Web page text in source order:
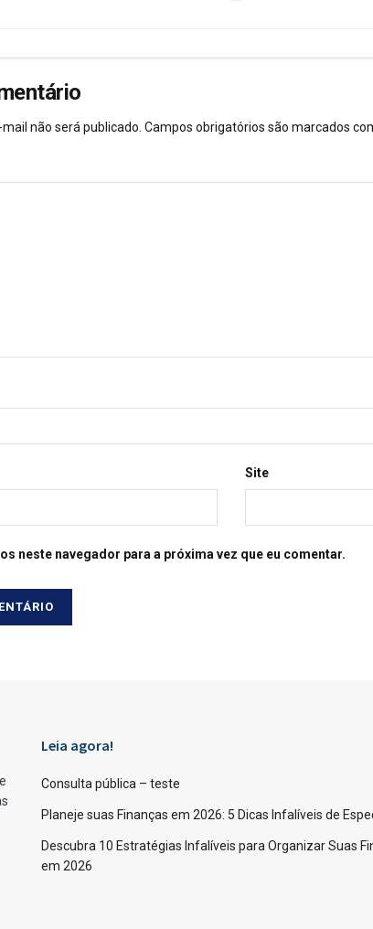
não será publicado. Campos obrigatórios são marcados
Site
neste navegador para a próxima vez que eu comentar.
Leia agora!
Consulta pública – teste
Planeje suas Finanças em 2026: 5 Dicas Infalíveis de
Descubra 10 Estratégias Infalíveis para Organizar Suas
em 2026